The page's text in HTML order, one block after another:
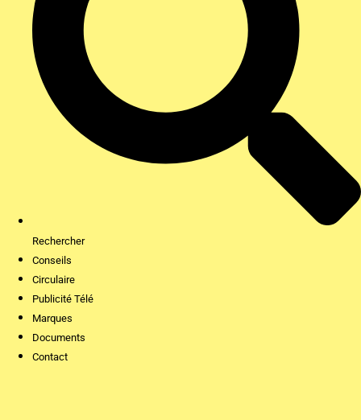
Rechercher
Conseils
Circulaire
Publicité Télé
Marques
Documents
Contact